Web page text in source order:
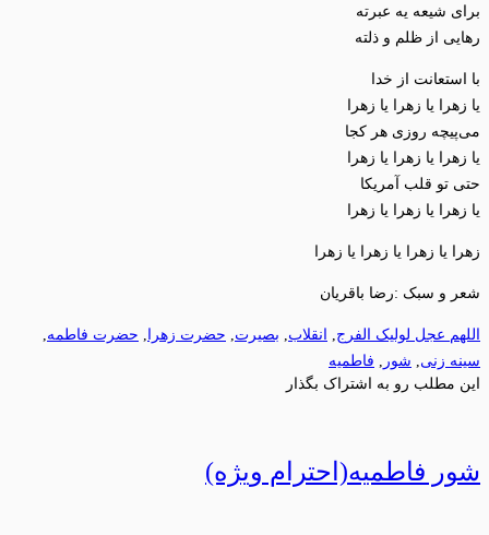
برای شیعه یه عبرته
رهایی از ظلم و ذلته
با استعانت از خدا
یا زهرا یا زهرا یا زهرا
می‌پیچه روزی هر کجا
یا زهرا یا زهرا یا زهرا
حتی تو قلب آمریکا
یا زهرا یا زهرا یا زهرا
زهرا یا زهرا یا زهرا یا زهرا
شعر و سبک :رضا باقریان
اللهم عجل لولیک الفرج, انقلاب, بصیرت, حضرت زهرا , حضرت فاطمه,
سینه زنی, شور , فاطمیه
این مطلب رو به اشتراک بگذار
شور فاطمیه(احترام ویژه)